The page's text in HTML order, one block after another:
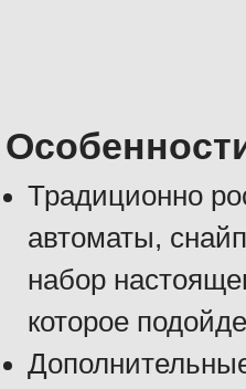
Традиционно
автоматы,
набор
которое